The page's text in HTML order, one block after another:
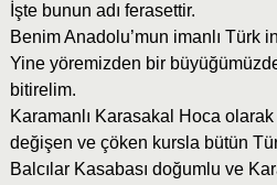
İşte bunun adı ferasettir.
Benim Anadolu’mun imanlı Türk
Yine yöremizden bir
bitirelim.
Karamanlı Karasakal Hoca olarak
değişen ve çöken kursla bütün
Balcılar Kasabası doğumlu ve